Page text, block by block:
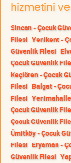
hizmetini
Sincan - Çocuk
Filesi Yenikent -
Güvenlik Filesi
Çocuk Güvenlik
Keçiören - Çocuk
Filesi Balgat -
Filesi
Çocuk Güvenlik
Çocuk Güvenlik
Ümitköy - Çocuk
Filesi Eryaman -
Güvenlik Filesi